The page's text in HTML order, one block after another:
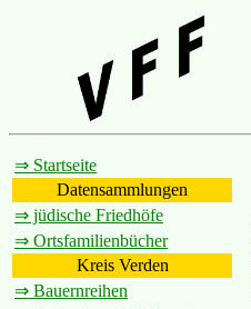
⇒ Startseite
Datensammlungen
⇒ jüdische Friedhöfe
⇒ Ortsfamilienbücher
Kreis Verden
⇒ Bauernreihen